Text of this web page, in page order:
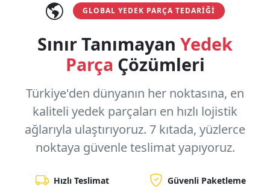
GLOBAL YEDEK PARÇA TEDARIĞI
Sınır Tanımayan Yedek
Parça Çözümleri
Türkiye'den dünyanın her noktasına, en
kaliteli yedek parçaları en hızlı lojistik
ağlarıyla ulaştırıyoruz. 7 kıtada, yüzlerce
noktaya güvenle teslimat yapıyoruz.
Hızlı Teslimat Güvenli Paketleme